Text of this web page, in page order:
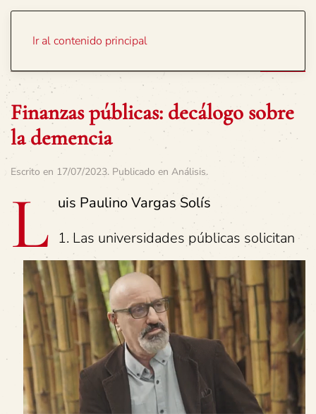
Ir al contenido principal
Finanzas públicas: decálogo sobre
la demencia
Escrito en 17/07/2023. Publicado en Análisis.
L uis Paulino Vargas Solís
1. Las universidades públicas solicitan